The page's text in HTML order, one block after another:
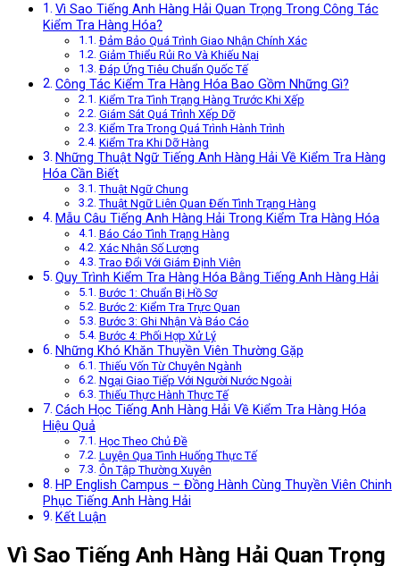
Vì Sao Tiếng Anh Hàng Hải Quan Trọng Trong Công Tác
Kiểm Tra Hàng Hóa?
Đảm Bảo Quá Trình Giao Nhận Chính Xác
Giảm Thiểu Rủi Ro Và Khiếu Nại
Đáp Ứng Tiêu Chuẩn Quốc Tế
Công Tác Kiểm Tra Hàng Hóa Bao Gồm Những Gì?
Kiểm Tra Tình Trạng Hàng Trước Khi Xếp
Giám Sát Quá Trình Xếp Dỡ
Kiểm Tra Trong Quá Trình Hành Trình
Kiểm Tra Khi Dỡ Hàng
Những Thuật Ngữ Tiếng Anh Hàng Hải Về Kiểm Tra Hàng
Hóa Cần Biết
Thuật Ngữ Chung
Thuật Ngữ Liên Quan Đến Tình Trạng Hàng
Mẫu Câu Tiếng Anh Hàng Hải Trong Kiểm Tra Hàng Hóa
Báo Cáo Tình Trạng Hàng
Xác Nhận Số Lượng
Trao Đổi Với Giám Định Viên
Quy Trình Kiểm Tra Hàng Hóa Bằng Tiếng Anh Hàng Hải
Bước 1: Chuẩn Bị Hồ Sơ
Bước 2: Kiểm Tra Trực Quan
Bước 3: Ghi Nhận Và Báo Cáo
Bước 4: Phối Hợp Xử Lý
Những Khó Khăn Thuyền Viên Thường Gặp
Thiếu Vốn Từ Chuyên Ngành
Ngại Giao Tiếp Với Người Nước Ngoài
Thiếu Thực Hành Thực Tế
Cách Học Tiếng Anh Hàng Hải Về Kiểm Tra Hàng Hóa
Hiệu Quả
Học Theo Chủ Đề
Luyện Qua Tình Huống Thực Tế
Ôn Tập Thường Xuyên
HP English Campus – Đồng Hành Cùng Thuyền Viên Chinh
Phục Tiếng Anh Hàng Hải
Kết Luận
Vì Sao Tiếng Anh Hàng Hải Quan Trọng